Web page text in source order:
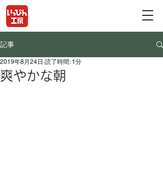
記事
爽やかな朝
2019年8月24日 読了時間: 1分